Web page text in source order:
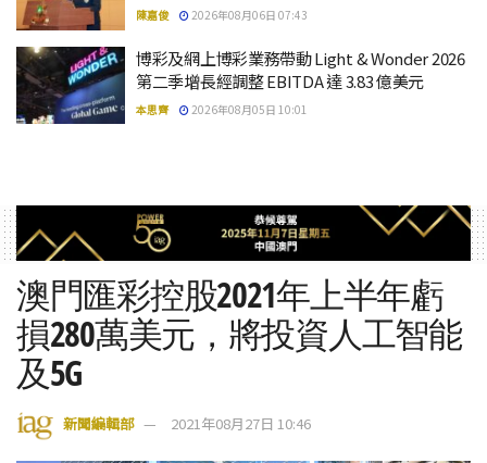
陳嘉俊 2026年08月06日 07:43
博彩及網上博彩業務帶動 Light & Wonder 2026
第二季增長經調整 EBITDA 達 3.83 億美元
本思齊 2026年08月05日 10:01
澳門匯彩控股2021年上半年虧
損280萬美元，將投資人工智能
及5G
新聞編輯部 2021年08月27日 10:46